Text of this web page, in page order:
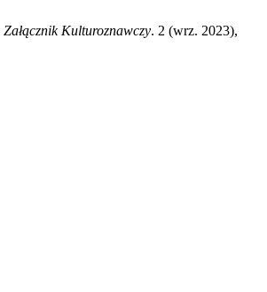
Załącznik Kulturoznawczy. 2 (wrz. 2023),